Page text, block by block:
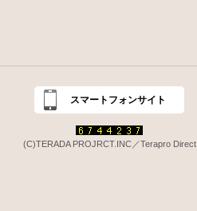
スマートフォンサイト
(C)TERADA PROJRCT.INC／Terapro Direct